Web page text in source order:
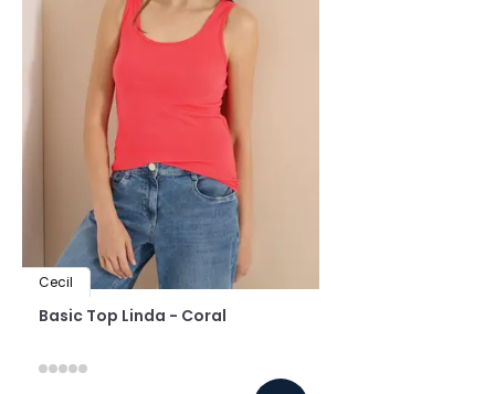
Cecil
Basic Top Linda - Coral